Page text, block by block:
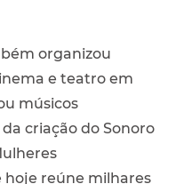
organizou
e teatro em
músicos
criação do Sonoro
hoje reúne milhares